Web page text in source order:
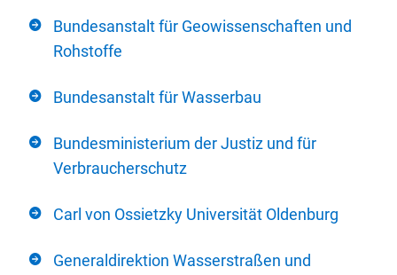
Bundesanstalt für Geowissenschaften und
Rohstoffe
Bundesanstalt für Wasserbau
Bundesministerium der Justiz und für
Verbraucherschutz
Carl von Ossietzky Universität Oldenburg
Generaldirektion Wasserstraßen und